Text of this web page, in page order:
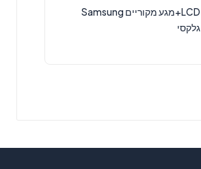
החלפת מסך LCD+מגע מקוריים Samsung